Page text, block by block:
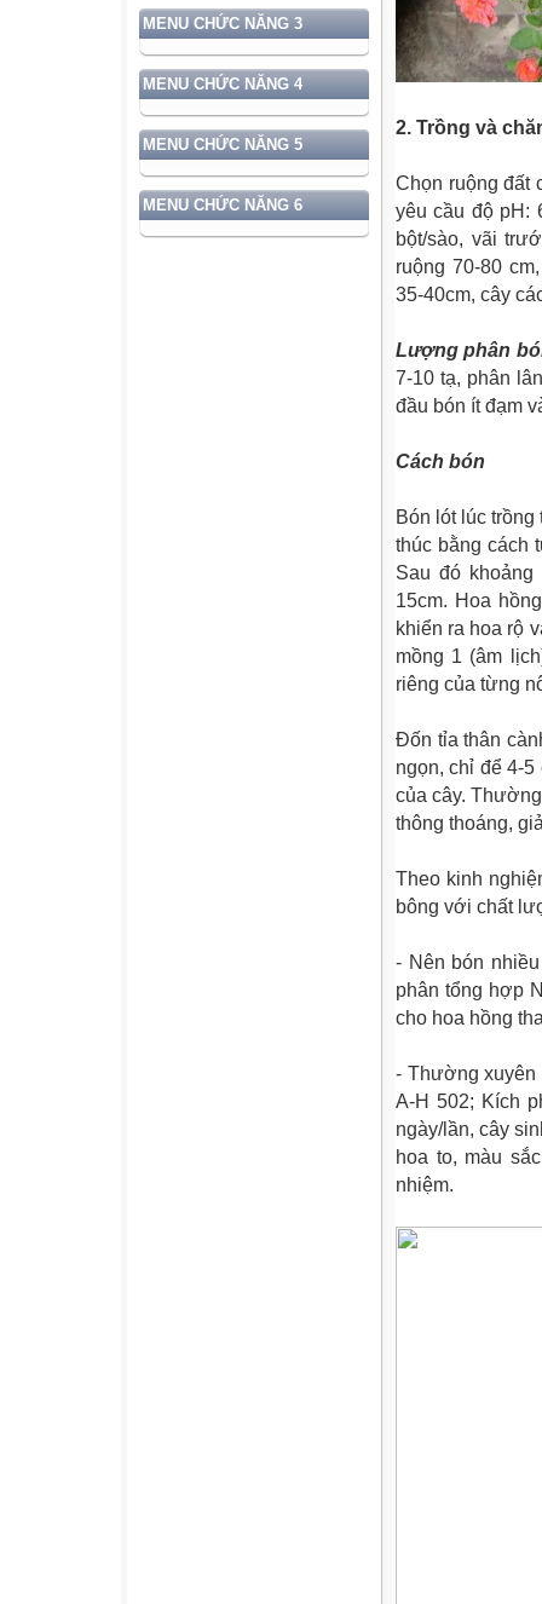
MENU CHỨC NĂNG 3
MENU CHỨC NĂNG 4
MENU CHỨC NĂNG 5
MENU CHỨC NĂNG 6
2. Trồng và
Chọn ruộng đất
yêu cầu độ pH:
bột/sào, vãi
ruộng 70-80
35-40cm, cây
Lượng phân
7-10 tạ, phân
đầu bón ít đạm
Cách bón
Bón lót lúc
thúc bằng cách
Sau đó
15cm. Hoa
khiển ra hoa rộ
mồng 1 (âm
riêng của từng
Đốn tỉa thân
ngọn, chỉ để 4-
của cây.
thông thoáng,
Theo kinh
bông với chất
- Nên bón
phân tổng hợp
cho hoa hồng
- Thường xuyên
A-H 502; Kích
ngày/lần, cây
hoa to, màu
nhiệm.